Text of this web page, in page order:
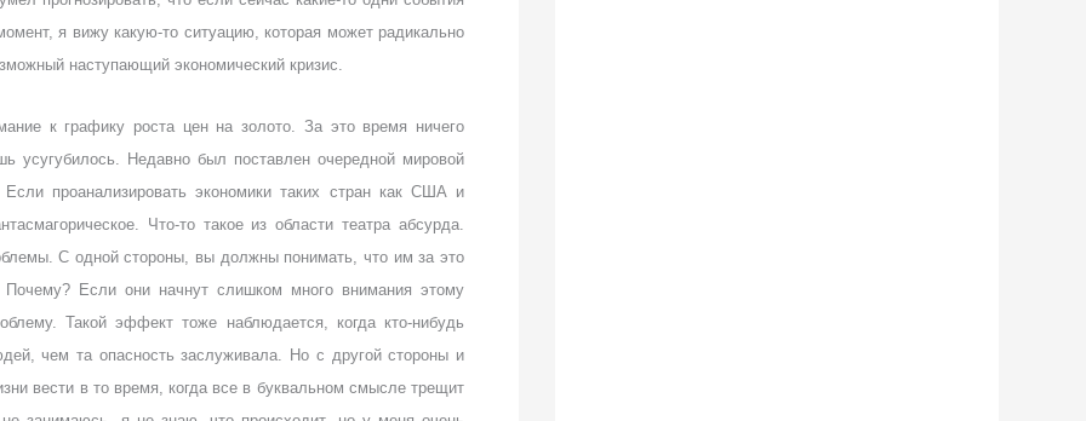
я вижу какую-то ситуацию, которая может радикально
наступающий экономический кризис.
к графику роста цен на золото. За это время ничего
усугубилось. Недавно был поставлен очередной мировой
проанализировать экономики таких стран как США и
Что-то такое из области театра абсурда.
С одной стороны, вы должны понимать, что им за это
Если они начнут слишком много внимания этому
Такой эффект тоже наблюдается, когда кто-нибудь
чем та опасность заслуживала. Но с другой стороны и
вести в то время, когда все в буквальном смысле трещит